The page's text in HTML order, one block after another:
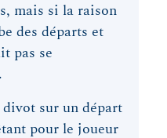
mais si la raison
des départs et
pas se
sur un départ
pour le joueur